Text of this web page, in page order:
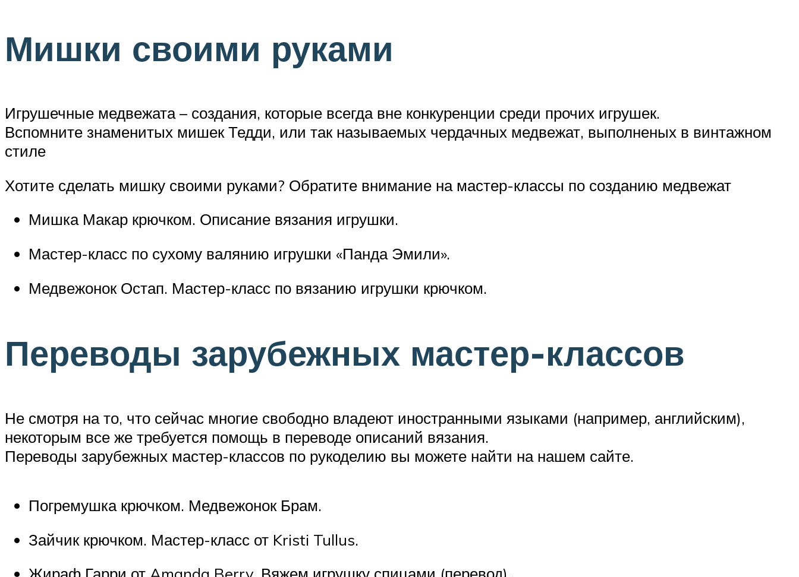
Мишки своими руками
Игрушечные медвежата – создания, которые всегда вне конкуренции среди прочих игрушек.
Вспомните знаменитых мишек Тедди, или так называемых чердачных медвежат, выполненых в винтажном
стиле
Хотите сделать мишку своими руками? Обратите внимание на мастер-классы по созданию медвежат
Мишка Макар крючком. Описание вязания игрушки.
Мастер-класс по сухому валянию игрушки «Панда Эмили».
Медвежонок Остап. Мастер-класс по вязанию игрушки крючком.
Переводы зарубежных мастер-классов
Не смотря на то, что сейчас многие свободно владеют иностранными языками (например, английским),
некоторым все же требуется помощь в переводе описаний вязания.
Переводы зарубежных мастер-классов по рукоделию вы можете найти на нашем сайте.
Погремушка крючком. Медвежонок Брам.
Зайчик крючком. Мастер-класс от Kristi Tullus.